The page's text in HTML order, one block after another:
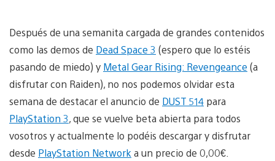
Después de una semanita cargada de grandes contenidos
como las demos de Dead Space 3 (espero que lo estéis
pasando de miedo) y Metal Gear Rising: Revengeance (a
disfrutar con Raiden), no nos podemos olvidar esta
semana de destacar el anuncio de DUST 514 para
PlayStation 3, que se vuelve beta abierta para todos
vosotros y actualmente lo podéis descargar y disfrutar
desde PlayStation Network a un precio de 0,00€.